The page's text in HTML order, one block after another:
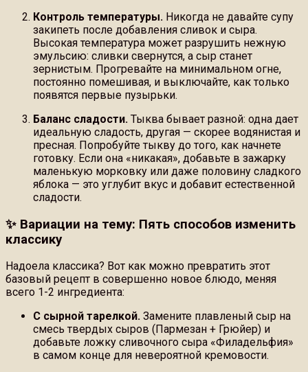
Контроль температуры. Никогда не давайте супу
закипеть после добавления сливок и сыра.
Высокая температура может разрушить нежную
эмульсию: сливки свернутся, а сыр станет
зернистым. Прогревайте на минимальном огне,
постоянно помешивая, и выключайте, как только
появятся первые пузырьки.
Баланс сладости. Тыква бывает разной: одна дает
идеальную сладость, другая — скорее водянистая и
пресная. Попробуйте тыкву до того, как начнете
готовку. Если она «никакая», добавьте в зажарку
маленькую морковку или даже половину сладкого
яблока — это углубит вкус и добавит естественной
сладости.
✨ Вариации на тему: Пять способов изменить
классику
Надоела классика? Вот как можно превратить этот
базовый рецепт в совершенно новое блюдо, меняя
всего 1-2 ингредиента:
С сырной тарелкой. Замените плавленый сыр на
смесь твердых сыров (Пармезан + Грюйер) и
добавьте ложку сливочного сыра «Филадельфия»
в самом конце для невероятной кремовости.